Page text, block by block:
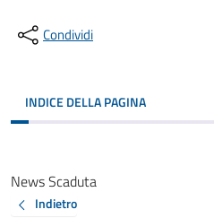
Condividi
INDICE DELLA PAGINA
News Scaduta
Indietro